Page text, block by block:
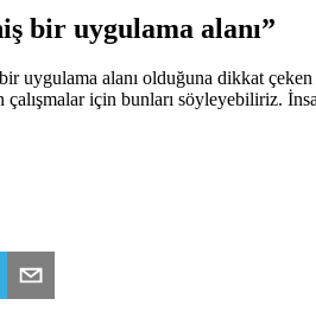
bir uygulama alanı”
uygulama alanı olduğuna dikkat
çalışmalar için bunları söyleyebiliriz.